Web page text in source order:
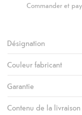
Commander et
Désignation
Couleur fabricant
Garantie
Contenu de la livraison